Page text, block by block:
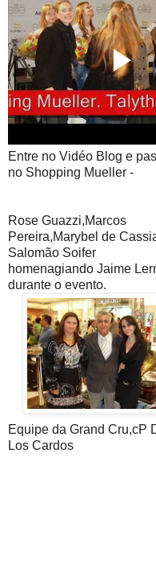
Entre no Vidéo Blog e
no Shopping Mueller -
Rose Guazzi,Marcos
Pereira,Marybel de
Salomão Soifer
homenagiando Jaime
durante o evento.
Equipe da Grand Cru,cP
Los Cardos